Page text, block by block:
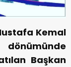
Kemal
dönümünde
Başkan